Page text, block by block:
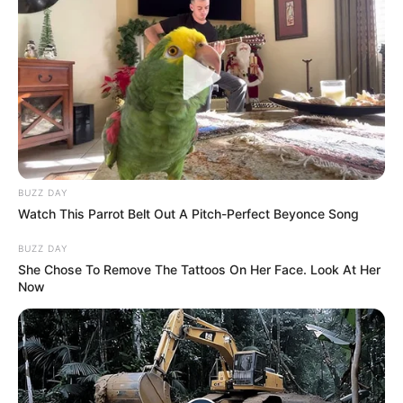
MANTÉNGASE EN ALERTA
Tenemos todas las noticias que le
interesan. Para estar bien informado, por
favor, active las notificaciones de Alerta.
ACTIVAR AHORA
TEMAS DESTACADOS
SARAMPIÓN AVENIDA AMBALÁ
IBAGUÉ
PARQUE DE DIVERSIONES
ELECCIONES PRESIDENCIALES
FENÓMENO DEL NIÑO
IBAL
BUZZ DAY
Watch This Parrot Belt Out A Pitch-Perfect Beyonce Song
BUZZ DAY
She Chose To Remove The Tattoos On Her Face. Look At Her
Now